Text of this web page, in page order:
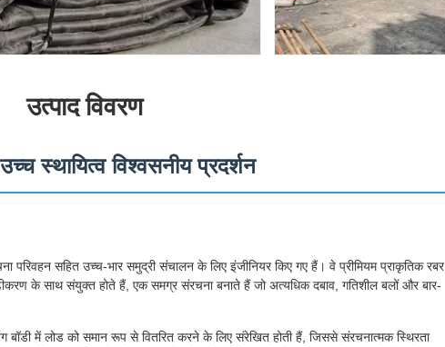
उत्पाद विवरण
स्थायित्व विश्वसनीय प्रदर्शन
परिवहन सहित उच्च-भार समुद्री संचालन के लिए इंजीनियर किए गए हैं। वे प्रीमियम प्राकृतिक रबर
के साथ संयुक्त होते हैं, एक समग्र संरचना बनाते हैं जो अत्यधिक दबाव, गतिशील बलों और बार-
में लोड को समान रूप से वितरित करने के लिए संरेखित होती हैं, जिससे संरचनात्मक स्थिरता